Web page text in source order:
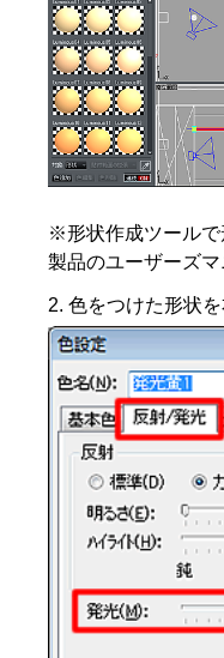
※形状作成ツールで
製品のユーザーズマ
色をつけた形状